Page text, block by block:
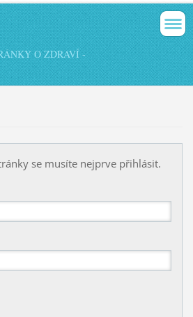
O ZDRAVÍ -
se musíte nejprve přihlásit.